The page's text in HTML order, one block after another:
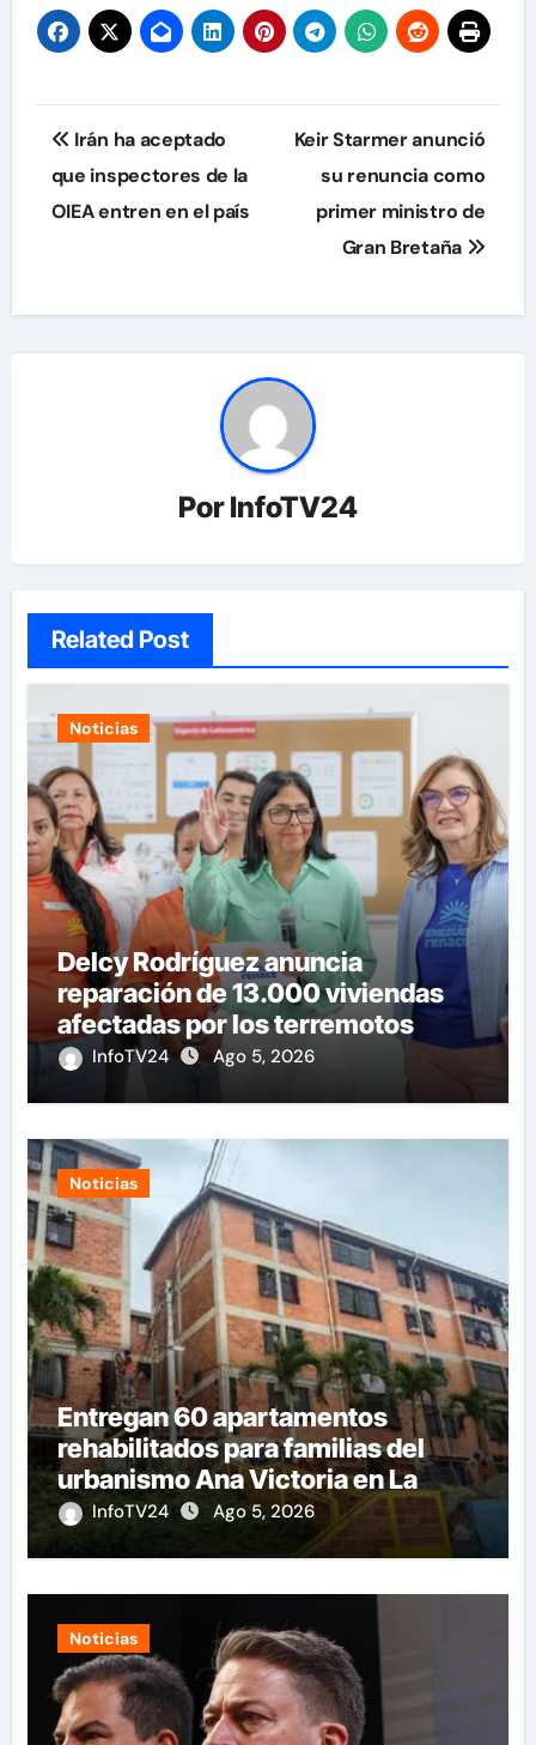
Navegación
de
entradas
Irán ha aceptado
que inspectores de la
OIEA entren en el país
Keir Starmer anunció
su renuncia como
primer ministro de
Gran Bretaña
PorInfoTV24
Related Post
Noticias
Delcy Rodríguez anuncia
reparación de 13.000 viviendas
afectadas por los terremotos
InfoTV24 Ago 5, 2026
Noticias
Entregan 60 apartamentos
rehabilitados para familias del
urbanismo Ana Victoria en La
Guaira
InfoTV24 Ago 5, 2026
Noticias